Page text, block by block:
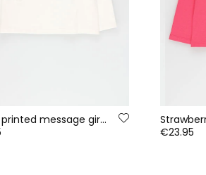
White printed message girl\'s knit T-shirt
€23.95